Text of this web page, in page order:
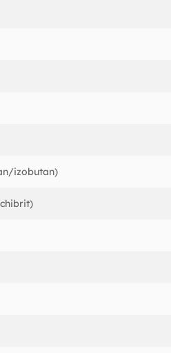
izobutan)